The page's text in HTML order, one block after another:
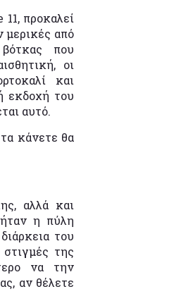
προκαλεί
μερικές από
που
οι
και
εκδοχή του
αυτό.
κάνετε θα
αλλά και
η πύλη
του
της
να την
αν θέλετε